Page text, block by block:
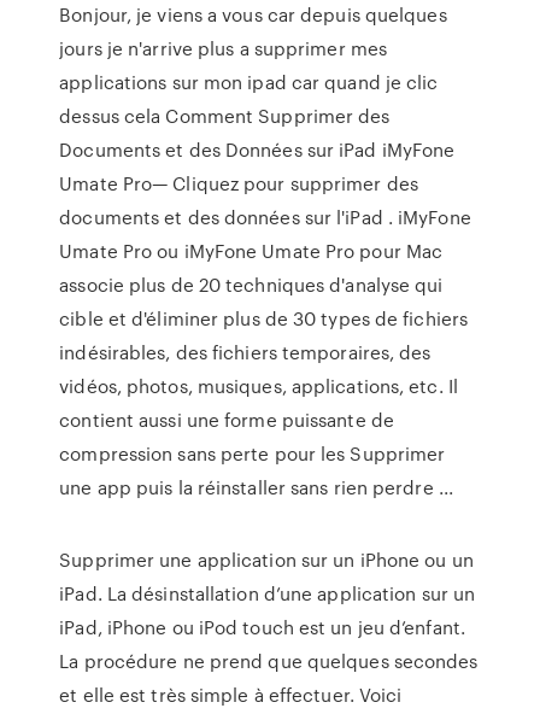
Bonjour, je viens a vous car depuis quelques
jours je n'arrive plus a supprimer mes
applications sur mon ipad car quand je clic
dessus cela Comment Supprimer des
Documents et des Données sur iPad iMyFone
Umate Pro— Cliquez pour supprimer des
documents et des données sur l'iPad . iMyFone
Umate Pro ou iMyFone Umate Pro pour Mac
associe plus de 20 techniques d'analyse qui
cible et d'éliminer plus de 30 types de fichiers
indésirables, des fichiers temporaires, des
vidéos, photos, musiques, applications, etc. Il
contient aussi une forme puissante de
compression sans perte pour les Supprimer
une app puis la réinstaller sans rien perdre ...
Supprimer une application sur un iPhone ou un
iPad. La désinstallation d’une application sur un
iPad, iPhone ou iPod touch est un jeu d’enfant.
La procédure ne prend que quelques secondes
et elle est très simple à effectuer. Voici